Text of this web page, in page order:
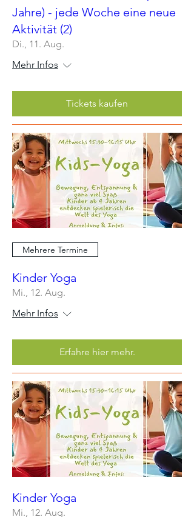
Jahre) - jede Woche eine neue
Aktivität (2)
Di., 11. Aug.
Mehr Infos
Tickets kaufen
Mehrere Termine
Kinder Yoga
Mi., 12. Aug.
Mehr Infos
Erfahre hier mehr.
Kinder Yoga
Mi., 12. Aug.